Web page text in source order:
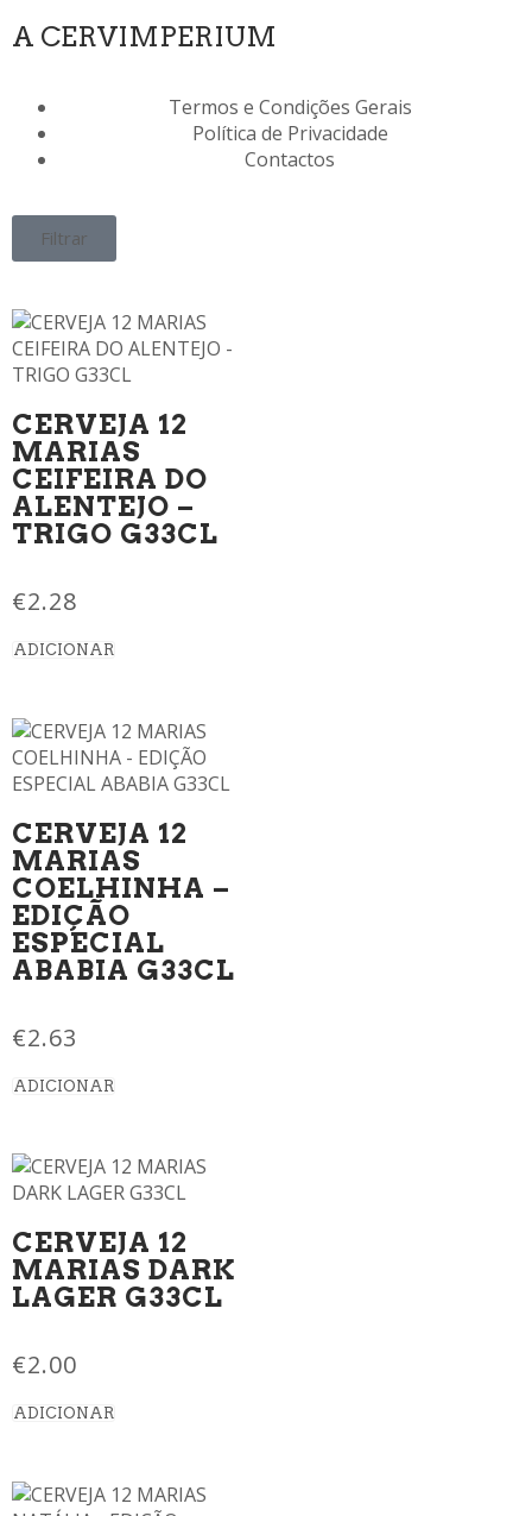
A CERVIMPERIUM
Termos e Condições Gerais
Política de Privacidade
Contactos
Filtrar
CERVEJA 12
MARIAS
CEIFEIRA DO
ALENTEJO –
TRIGO G33CL
€2.28
ADICIONAR
CERVEJA 12
MARIAS
COELHINHA –
EDIÇÃO
ESPECIAL
ABABIA G33CL
€2.63
ADICIONAR
CERVEJA 12
MARIAS DARK
LAGER G33CL
€2.00
ADICIONAR